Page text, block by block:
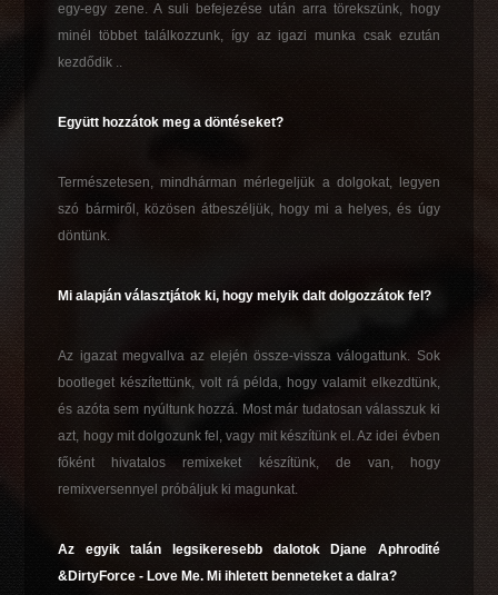
egy-egy zene. A suli befejezése után arra törekszünk, hogy
minél többet találkozzunk, így az igazi munka csak ezután
kezdődik ..
Együtt hozzátok meg a döntéseket?
Természetesen, mindhárman mérlegeljük a dolgokat, legyen
szó bármiről, közösen átbeszéljük, hogy mi a helyes, és úgy
döntünk.
Mi alapján választjátok ki, hogy melyik dalt dolgozzátok fel?
Az igazat megvallva az elején össze-vissza válogattunk. Sok
bootleget készítettünk, volt rá példa, hogy valamit elkezdtünk,
és azóta sem nyúltunk hozzá. Most már tudatosan válasszuk ki
azt, hogy mit dolgozunk fel, vagy mit készítünk el. Az idei évben
főként hivatalos remixeket készítünk, de van, hogy
remixversennyel próbáljuk ki magunkat.
Az egyik talán legsikeresebb dalotok Djane Aphrodité
&DirtyForce - Love Me. Mi ihletett benneteket a dalra?